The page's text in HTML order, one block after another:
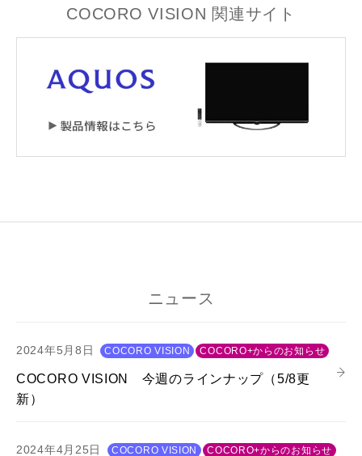
COCORO VISION 関連サイト
ニュース
2024年5月8日 COCORO VISION COCORO+からのお知らせ
COCORO VISION 今週のラインナップ（5/8更
新）
2024年4月25日 COCORO VISION COCORO+からのお知らせ